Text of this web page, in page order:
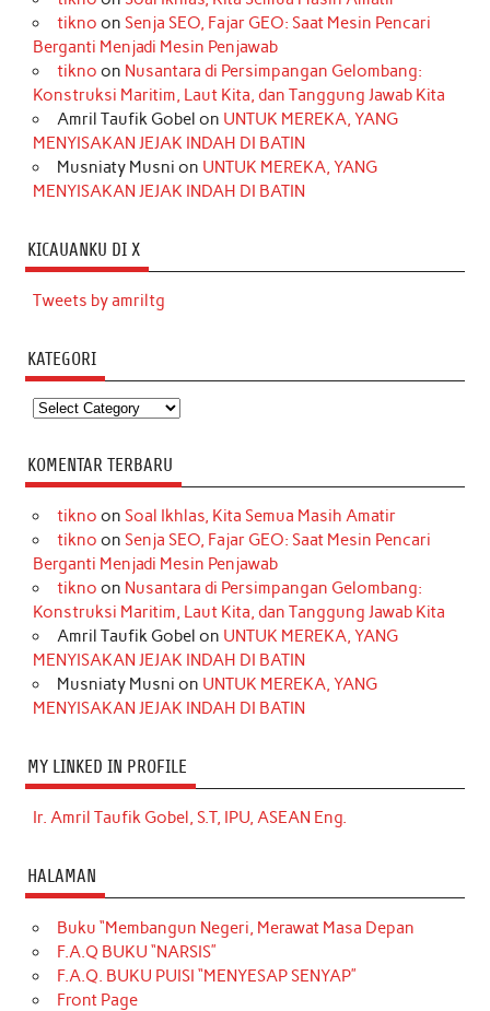
tikno on Senja SEO, Fajar GEO: Saat Mesin Pencari
Berganti Menjadi Mesin Penjawab
tikno on Nusantara di Persimpangan Gelombang:
Konstruksi Maritim, Laut Kita, dan Tanggung Jawab Kita
Amril Taufik Gobel on UNTUK MEREKA, YANG
MENYISAKAN JEJAK INDAH DI BATIN
Musniaty Musni on UNTUK MEREKA, YANG
MENYISAKAN JEJAK INDAH DI BATIN
KICAUANKU DI X
Tweets by amriltg
KATEGORI
Kategori
KOMENTAR TERBARU
tikno on Soal Ikhlas, Kita Semua Masih Amatir
tikno on Senja SEO, Fajar GEO: Saat Mesin Pencari
Berganti Menjadi Mesin Penjawab
tikno on Nusantara di Persimpangan Gelombang:
Konstruksi Maritim, Laut Kita, dan Tanggung Jawab Kita
Amril Taufik Gobel on UNTUK MEREKA, YANG
MENYISAKAN JEJAK INDAH DI BATIN
Musniaty Musni on UNTUK MEREKA, YANG
MENYISAKAN JEJAK INDAH DI BATIN
MY LINKED IN PROFILE
Ir. Amril Taufik Gobel, S.T, IPU, ASEAN Eng.
HALAMAN
Buku “Membangun Negeri, Merawat Masa Depan
F.A.Q BUKU “NARSIS”
F.A.Q. BUKU PUISI “MENYESAP SENYAP”
Front Page